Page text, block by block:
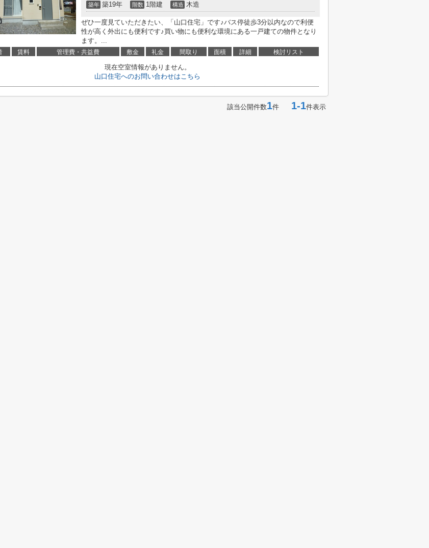
築年 築19年 階数 1階建 構造 木造
ぜひ一度見ていただきたい、「山口住宅」です♪バス停徒歩3分以内なので利便
性が高く外出にも便利です♪買い物にも便利な環境にある一戸建ての物件となり
ます。...
賃料 管理費・共益費 敷金 礼金 間取り 面積 詳細 検討リスト
現在空室情報がありません。
山口住宅へのお問い合わせはこちら
該当公開件数1件 1-1件表示